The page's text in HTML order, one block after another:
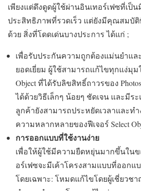
เพียงแต่ดึงดูดผู้ใช้ผ่านอินเทอร์เฟซที่เป็
ประสิทธิภาพที่รวดเร็ว แต่ยังมีคุณสมบั
ด้วย สิ่งที่โดดเด่นบางประการ ได้แก่ ;
เพื่อรับประกันความถูกต้องแม่นยำแ
ยอดเยี่ยม ผู้ใช้สามารถแก้ไขทุกแง่มุม
Object ที่ได้รับลิขสิทธิ์ถาวรของ
ได้ด้วยวิธีเล็กๆ น้อยๆ ชัดเจน และมีร
ลูกค้ายังสามารถประหยัดเวลาและท
ความหลากหลายของฟีเจอร์ Select
การออกแบบที่ใช้งานง่าย
เพื่อให้ผู้ใช้มีความยืดหยุ่นมากขึ้นใน
อร์เฟซจะมีเค้าโครงสามแบบที่ออกแ
โดยเฉพาะ: โหมดแก้ไขโดยผู้เชี่ยวช